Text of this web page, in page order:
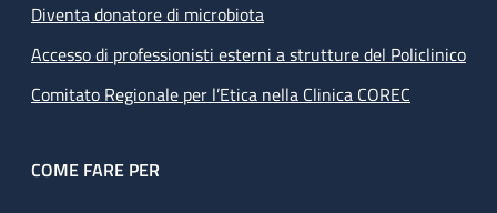
Diventa donatore di microbiota
Accesso di professionisti esterni a strutture del Policlinico
Comitato Regionale per l’Etica nella Clinica COREC
COME FARE PER